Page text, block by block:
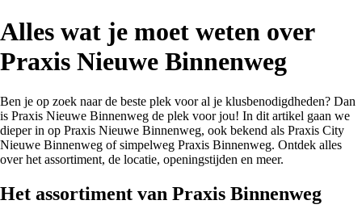
Alles wat je moet weten over
Praxis Nieuwe Binnenweg
Ben je op zoek naar de beste plek voor al je klusbenodigdheden? Dan
is Praxis Nieuwe Binnenweg de plek voor jou! In dit artikel gaan we
dieper in op Praxis Nieuwe Binnenweg, ook bekend als Praxis City
Nieuwe Binnenweg of simpelweg Praxis Binnenweg. Ontdek alles
over het assortiment, de locatie, openingstijden en meer.
Het assortiment van Praxis Binnenweg